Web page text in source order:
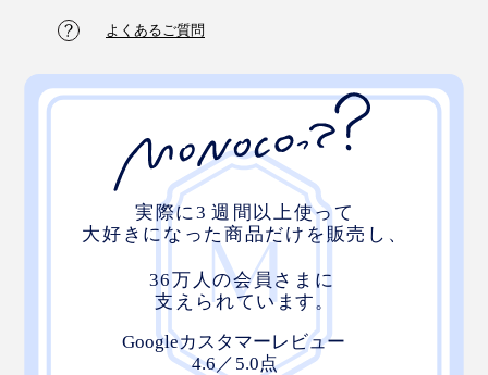
よくあるご質問